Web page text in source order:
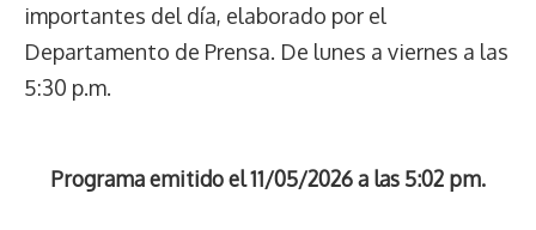
importantes del día, elaborado por el
Departamento de Prensa. De lunes a viernes a las
5:30 p.m.
Programa emitido el 11/05/2026 a las 5:02 pm.